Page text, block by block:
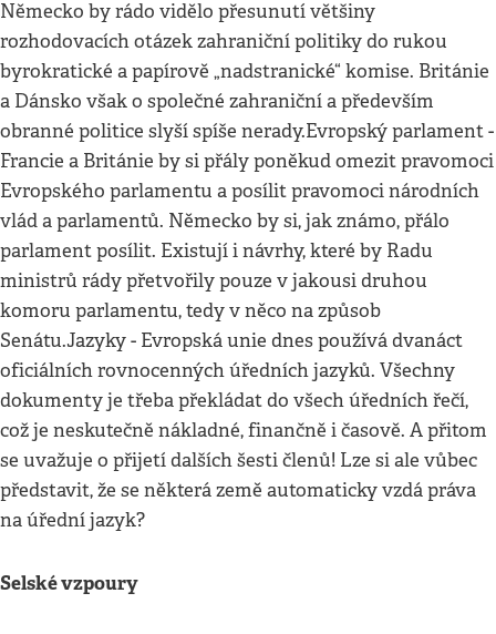
Německo by rádo vidělo přesunutí většiny
rozhodovacích otázek zahraniční politiky do rukou
byrokratické a papírově „nadstranické“ komise. Británie
a Dánsko však o společné zahraniční a především
obranné politice slyší spíše nerady.Evropský parlament -
Francie a Británie by si přály poněkud omezit pravomoci
Evropského parlamentu a posílit pravomoci národních
vlád a parlamentů. Německo by si, jak známo, přálo
parlament posílit. Existují i návrhy, které by Radu
ministrů rády přetvořily pouze v jakousi druhou
komoru parlamentu, tedy v něco na způsob
Senátu.Jazyky - Evropská unie dnes používá dvanáct
oficiálních rovnocenných úředních jazyků. Všechny
dokumenty je třeba překládat do všech úředních řečí,
což je neskutečně nákladné, finančně i časově. A přitom
se uvažuje o přijetí dalších šesti členů! Lze si ale vůbec
představit, že se některá země automaticky vzdá práva
na úřední jazyk?
Selské vzpoury